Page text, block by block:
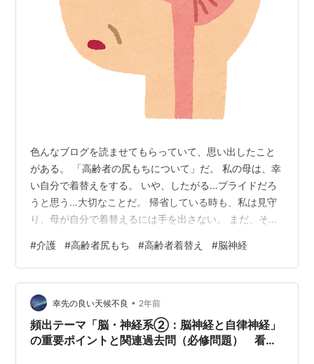
色んなブログを読ませてもらっていて、思い出したこと
がある。 「高齢者の尻もちについて」だ。 私の母は、幸
い自分で着替えをする。 いや、したがる…プライドだろ
うと思う…大切なことだ。 帰省している時も、私は見守
り、母が自分で着替えるには手を出さない。 まだ、それ
分でチョイスしてやっている。 同じ物を数日着ている
な…と気が付いた時は、「他のにしたら？」と 提案す
る。 素直に賛同してくれる時もあれば、断固拒否される
ときもある(笑)。 まぁ、そんな時は気にせず受け入れ
る。 そんなある時…玄関先でバターンと大きい音がした
💦 何だ？と慌てて行くと、、、母…
#介護 #高齢者尻もち #高齢者着替え #脳神経
幸先の良い天候不良 • 2年前
頻出テーマ「脳・神経系②：脳神経と自律神経」
の重要ポイントと関連過去問（必修問題） 看護